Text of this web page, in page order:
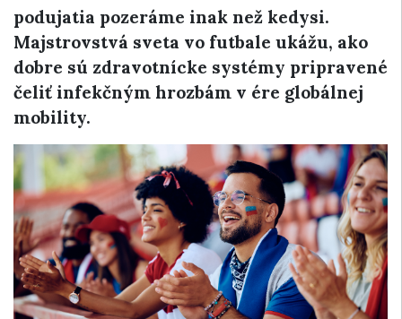
podujatia pozeráme inak než kedysi.
Majstrovstvá sveta vo futbale ukážu, ako
dobre sú zdravotnícke systémy pripravené
čeliť infekčným hrozbám v ére globálnej
mobility.